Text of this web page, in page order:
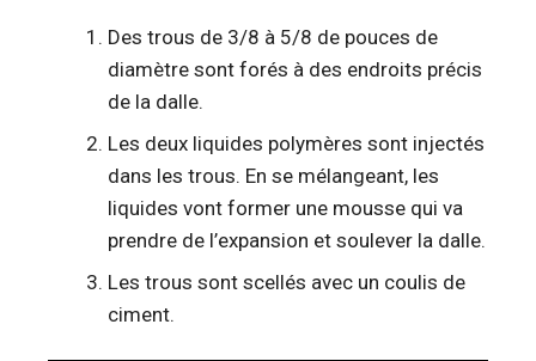
Des trous de 3/8 à 5/8 de pouces de
diamètre sont forés à des endroits précis
de la dalle.
Les deux liquides polymères sont injectés
dans les trous. En se mélangeant, les
liquides vont former une mousse qui va
prendre de l’expansion et soulever la dalle.
Les trous sont scellés avec un coulis de
ciment.